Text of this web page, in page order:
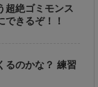
e
超絶ゴミモンス
きるぞ！！
るのかな？ 練習